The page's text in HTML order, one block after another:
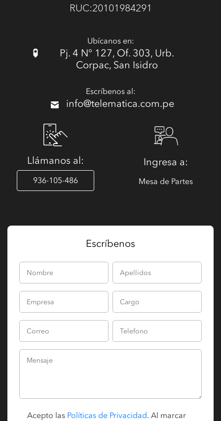
RUC:20101984291
Ubícanos en:
Pj. 4 N° 127, Of. 303, Urb.
Corpac, San Isidro
Escríbenos al:
info@telematica.com.pe
Llámanos al:
936-105-486
Ingresa a:
Mesa de Partes
Escríbenos
Acepto las Políticas de Privacidad. Al marcar